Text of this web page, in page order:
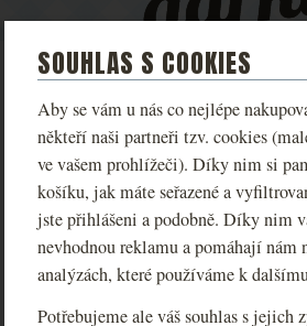
SOUHLAS S COOKIES
Aby se vám u nás co nejlépe
někteří naši partneři tzv. cookies
ve vašem prohlížeči). Díky nim si
košíku, jak máte seřazené a
jste přihlášeni a podobně. Díky nim
nevhodnou reklamu a pomáhají nám
analýzách, které používáme k
Potřebujeme ale váš souhlas s jejich
TRIČKO KINGDOM
DELIVERANCE
DÁMSKÉ
Limitovaná trička na motivy hry
Deliverance v různých variantách